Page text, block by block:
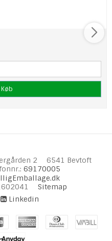
Køb
2
6541 Bevtoft
: 69170005
Sitemap
Linkedin